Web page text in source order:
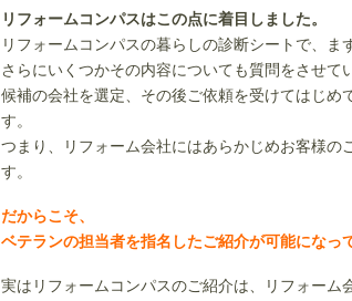
リフォームコンパスはこの点に着目しました。
リフォームコンパスの暮らしの診断シートで、ま
さらにいくつかその内容についても質問をさせて
候補の会社を選定、その後ご依頼を受けてはじめ
す。
つまり、リフォーム会社にはあらかじめお客様の
す。
だからこそ、
ベテランの担当者を指名したご紹介が可能になっ
実はリフォームコンパスのご紹介は、リフォーム